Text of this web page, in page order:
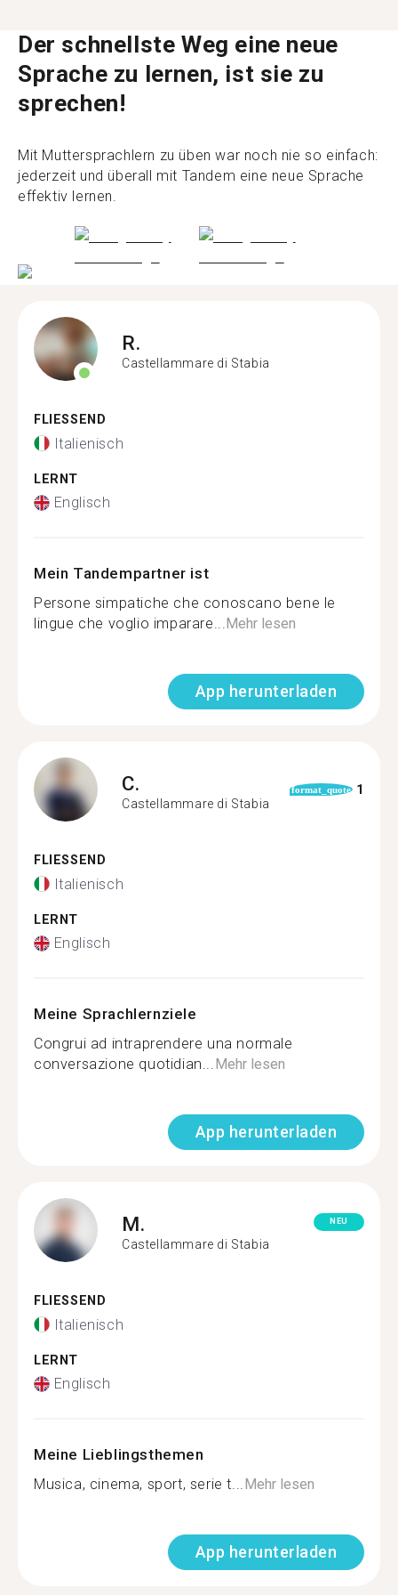
Der schnellste Weg eine neue
Sprache zu lernen, ist sie zu
sprechen!
Mit Muttersprachlern zu üben war noch nie so einfach:
jederzeit und überall mit Tandem eine neue Sprache
effektiv lernen.
R.
Castellammare di Stabia
FLIESSEND
Italienisch
LERNT
Englisch
Mein Tandempartner ist
Persone simpatiche che conoscano bene le
lingue che voglio imparare...Mehr lesen
App herunterladen
C.
Castellammare di Stabia
format_quote 1
FLIESSEND
Italienisch
LERNT
Englisch
Meine Sprachlernziele
Congrui ad intraprendere una normale
conversazione quotidian...Mehr lesen
App herunterladen
M.
Castellammare di Stabia
NEU
FLIESSEND
Italienisch
LERNT
Englisch
Meine Lieblingsthemen
Musica, cinema, sport, serie t...Mehr lesen
App herunterladen